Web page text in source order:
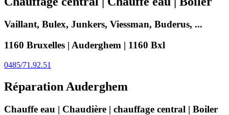
Vaillant, Bulex, Junkers, Viessman, Buderus, ...
1160 Bruxelles | Auderghem | 1160 Bxl
0485/71.92.51
Réparation Auderghem
Chauffe eau | Chaudière | chauffage central | Boiler